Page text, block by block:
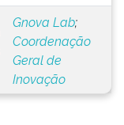
Gnova Lab;
Coordenação
Geral de
Inovação